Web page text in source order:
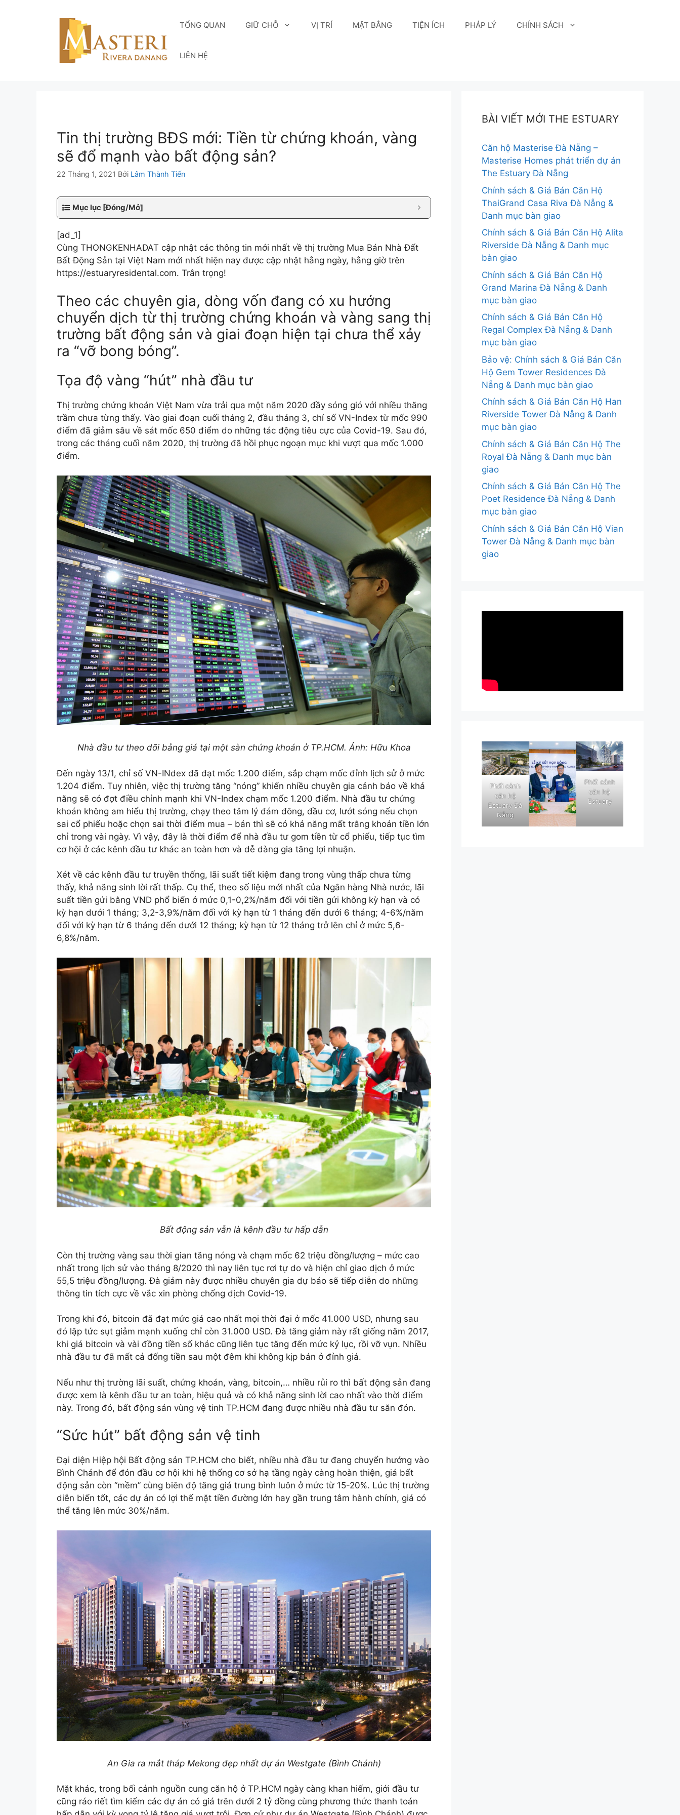
TỔNG QUAN GIỮ CHỖ VỊ TRÍ MẶT BẰNG TIỆN ÍCH PHÁP LÝ CHÍNH SÁCH
LIÊN HỆ
Tin thị trường BĐS mới: Tiền từ chứng khoán, vàng
sẽ đổ mạnh vào bất động sản?
22 Tháng 1, 2021 Bởi Lâm Thành Tiến
Mục lục [Đóng/Mở]
[ad_1]
Cùng THONGKENHADAT cập nhật các thông tin mới nhất về thị trường Mua Bán Nhà Đất
Bất Động Sản tại Việt Nam mới nhất hiện nay được cập nhật hằng ngày, hằng giờ trên
https://estuaryresidental.com. Trân trọng!
Theo các chuyên gia, dòng vốn đang có xu hướng
chuyển dịch từ thị trường chứng khoán và vàng sang thị
trường bất động sản và giai đoạn hiện tại chưa thể xảy
ra “vỡ bong bóng”.
Tọa độ vàng “hút” nhà đầu tư
Thị trường chứng khoán Việt Nam vừa trải qua một năm 2020 đầy sóng gió với nhiều thăng
trầm chưa từng thấy. Vào giai đoạn cuối tháng 2, đầu tháng 3, chỉ số VN-Index từ mốc 990
điểm đã giảm sâu về sát mốc 650 điểm do những tác động tiêu cực của Covid-19. Sau đó,
trong các tháng cuối năm 2020, thị trường đã hồi phục ngoạn mục khi vượt qua mốc 1.000
điểm.
Nhà đầu tư theo dõi bảng giá tại một sàn chứng khoán ở TP.HCM. Ảnh: Hữu Khoa
Đến ngày 13/1, chỉ số VN-INdex đã đạt mốc 1.200 điểm, sắp chạm mốc đỉnh lịch sử ở mức
1.204 điểm. Tuy nhiên, việc thị trường tăng “nóng” khiến nhiều chuyên gia cảnh báo về khả
năng sẽ có đợt điều chỉnh mạnh khi VN-Index chạm mốc 1.200 điểm. Nhà đầu tư chứng
khoán không am hiểu thị trường, chạy theo tâm lý đám đông, đầu cơ, lướt sóng nếu chọn
sai cổ phiếu hoặc chọn sai thời điểm mua – bán thì sẽ có khả năng mất trắng khoản tiền lớn
chỉ trong vài ngày. Vì vậy, đây là thời điểm để nhà đầu tư gom tiền từ cổ phiếu, tiếp tục tìm
cơ hội ở các kênh đầu tư khác an toàn hơn và dễ dàng gia tăng lợi nhuận.
Xét về các kênh đầu tư truyền thống, lãi suất tiết kiệm đang trong vùng thấp chưa từng
thấy, khả năng sinh lời rất thấp. Cụ thể, theo số liệu mới nhất của Ngân hàng Nhà nước, lãi
suất tiền gửi bằng VND phổ biến ở mức 0,1-0,2%/năm đối với tiền gửi không kỳ hạn và có
kỳ hạn dưới 1 tháng; 3,2-3,9%/năm đối với kỳ hạn từ 1 tháng đến dưới 6 tháng; 4-6%/năm
đối với kỳ hạn từ 6 tháng đến dưới 12 tháng; kỳ hạn từ 12 tháng trở lên chỉ ở mức 5,6-
6,8%/năm.
Bất động sản vẫn là kênh đầu tư hấp dẫn
Còn thị trường vàng sau thời gian tăng nóng và chạm mốc 62 triệu đồng/lượng – mức cao
nhất trong lịch sử vào tháng 8/2020 thì nay liên tục rơi tự do và hiện chỉ giao dịch ở mức
55,5 triệu đồng/lượng. Đà giảm này được nhiều chuyên gia dự báo sẽ tiếp diễn do những
thông tin tích cực về vắc xin phòng chống dịch Covid-19.
Trong khi đó, bitcoin đã đạt mức giá cao nhất mọi thời đại ở mốc 41.000 USD, nhưng sau
đó lập tức sụt giảm mạnh xuống chỉ còn 31.000 USD. Đà tăng giảm này rất giống năm 2017,
khi giá bitcoin và vài đồng tiền số khác cũng liên tục tăng đến mức kỷ lục, rồi vỡ vụn. Nhiều
nhà đầu tư đã mất cả đống tiền sau một đêm khi không kịp bán ở đỉnh giá.
Nếu như thị trường lãi suất, chứng khoán, vàng, bitcoin,… nhiều rủi ro thì bất động sản đang
được xem là kênh đầu tư an toàn, hiệu quả và có khả năng sinh lời cao nhất vào thời điểm
này. Trong đó, bất động sản vùng vệ tinh TP.HCM đang được nhiều nhà đầu tư săn đón.
“Sức hút” bất động sản vệ tinh
Đại diện Hiệp hội Bất động sản TP.HCM cho biết, nhiều nhà đầu tư đang chuyển hướng vào
Bình Chánh để đón đầu cơ hội khi hệ thống cơ sở hạ tầng ngày càng hoàn thiện, giá bất
động sản còn “mềm” cùng biên độ tăng giá trung bình luôn ở mức từ 15-20%. Lúc thị trường
diễn biến tốt, các dự án có lợi thế mặt tiền đường lớn hay gần trung tâm hành chính, giá có
thể tăng lên mức 30%/năm.
An Gia ra mắt tháp Mekong đẹp nhất dự án Westgate (Bình Chánh)
Mặt khác, trong bối cảnh nguồn cung căn hộ ở TP.HCM ngày càng khan hiếm, giới đầu tư
cũng ráo riết tìm kiếm các dự án có giá trên dưới 2 tỷ đồng cùng phương thức thanh toán
BÀI VIẾT MỚI THE ESTUARY
Căn hộ Masterise Đà Nẵng –
Masterise Homes phát triển dự án
The Estuary Đà Nẵng
Chính sách & Giá Bán Căn Hộ
ThaiGrand Casa Riva Đà Nẵng &
Danh mục bàn giao
Chính sách & Giá Bán Căn Hộ Alita
Riverside Đà Nẵng & Danh mục
bàn giao
Chính sách & Giá Bán Căn Hộ
Grand Marina Đà Nẵng & Danh
mục bàn giao
Chính sách & Giá Bán Căn Hộ
Regal Complex Đà Nẵng & Danh
mục bàn giao
Bảo vệ: Chính sách & Giá Bán Căn
Hộ Gem Tower Residences Đà
Nẵng & Danh mục bàn giao
Chính sách & Giá Bán Căn Hộ Han
Riverside Tower Đà Nẵng & Danh
mục bàn giao
Chính sách & Giá Bán Căn Hộ The
Royal Đà Nẵng & Danh mục bàn
giao
Chính sách & Giá Bán Căn Hộ The
Poet Residence Đà Nẵng & Danh
mục bàn giao
Chính sách & Giá Bán Căn Hộ Vian
Tower Đà Nẵng & Danh mục bàn
giao
Phối cảnh
căn hộ
Estuary Đà
Nẵng
Phối cảnh
căn hộ
Estuary